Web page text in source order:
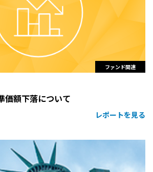
ファンド関連
価額下落について
レポートを見る